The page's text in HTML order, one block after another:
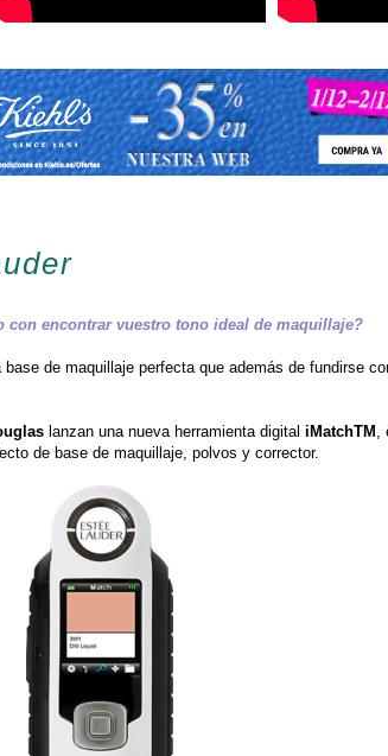
con encontrar vuestro tono ideal de maquillaje?
de maquillaje perfecta que además de fundirse
lanzan una nueva herramienta digital iMatchTM ,
de base de maquillaje, polvos y corrector.